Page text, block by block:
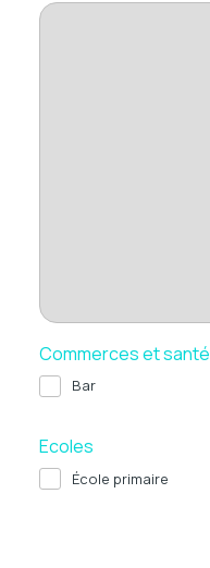
Commerces et santé
Bar
Ecoles
École primaire